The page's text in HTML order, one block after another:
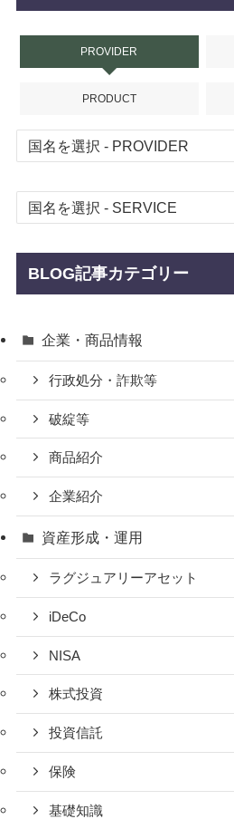
PROVIDER
PRODUCT
BLOG記事カテゴリー
企業・商品情報
行政処分・詐欺等
破綻等
商品紹介
企業紹介
資産形成・運用
ラグジュアリーアセット
iDeCo
NISA
株式投資
投資信託
保険
基礎知識